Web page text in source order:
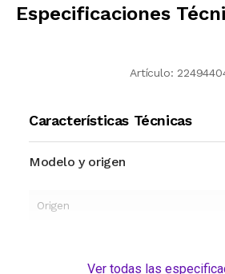
Especificaciones
Artículo:
Características Técnicas
Modelo y origen
Origen
Ver todas las